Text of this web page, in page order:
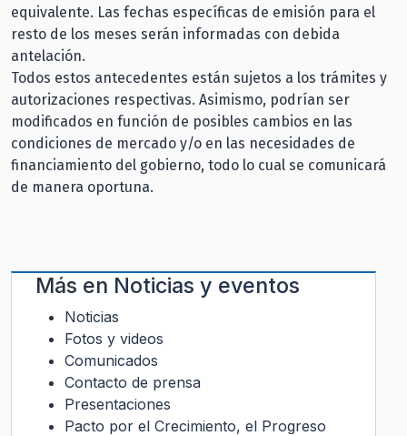
equivalente. Las fechas específicas de emisión para el
resto de los meses serán informadas con debida
antelación.
Todos estos antecedentes están sujetos a los trámites y
autorizaciones respectivas. Asimismo, podrían ser
modificados en función de posibles cambios en las
condiciones de mercado y/o en las necesidades de
financiamiento del gobierno, todo lo cual se comunicará
de manera oportuna.
Más en Noticias y eventos
Noticias
Fotos y videos
Comunicados
Contacto de prensa
Presentaciones
Pacto por el Crecimiento, el Progreso